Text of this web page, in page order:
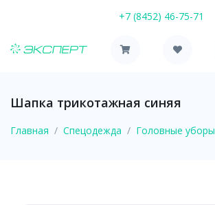
+7 (8452) 46-75-71
Шапка трикотажная синяя
Главная Спецодежда Головные уборы